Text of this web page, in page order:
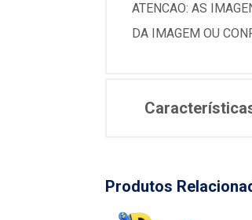
ATENCAO: AS
DA IMAGEM OU
Produtos